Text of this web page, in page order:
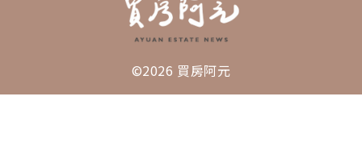
©2026 買房阿元